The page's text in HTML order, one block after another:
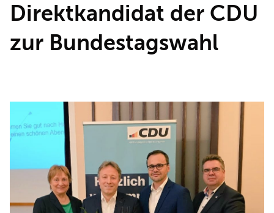
Direktkandidat der CDU
zur Bundestagswahl